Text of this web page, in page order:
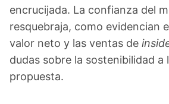
encrucijada. La confianza del
resquebraja, como evidencian
valor neto y las ventas de
dudas sobre la sostenibilidad a
propuesta.